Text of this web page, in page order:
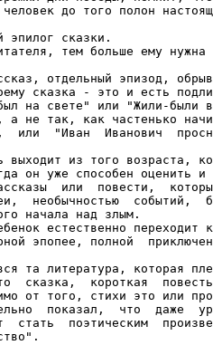
до того полон
эпилог сказки.
тем больше ему нужна
отдельный эпизод,
сказка - это и есть
на свете" или "Жили-были
а не так, как частенько
"Иван  Иванович
выходит из того возраста,
он уже способен оценить
или  повести,
необычностью  событий,
начала над злым.
естественно переходит
эпопее, полной
та литература, которая
сказка,  короткая
от того, стихи это или
показал,  что  даже
стать  поэтическим